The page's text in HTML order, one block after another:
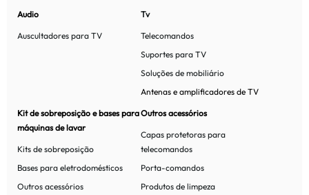
Audio
Auscultadores para TV
Tv
Telecomandos
Suportes para TV
Soluções de mobiliário
Antenas e amplificadores de TV
Kit de sobreposição e bases para
máquinas de lavar
Kits de sobreposição
Bases para eletrodomésticos
Outros acessórios
Outros acessórios
Capas protetoras para
telecomandos
Porta-comandos
Produtos de limpeza